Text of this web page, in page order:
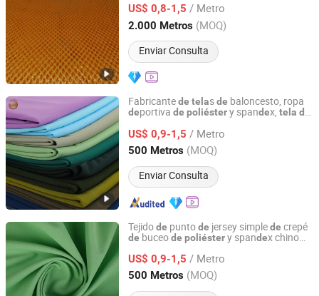
US$ 0,8-1,5 / Metro
2.000 Metros (MOQ)
Enviar Consulta
Fujian, China Desde 2025
Fabricantede telasde baloncesto, ropa
deportiva de poliéstery spandex, tela de
US$ 0,9-1,5 / Metro
500 Metros (MOQ)
Enviar Consulta
Shaoxing Keqiao Huihong Textile Co., Ltd.
Zhejiang, China Desde 2025
Tejidode puntode jersey simplede crepé
de buceode poliéstery spandex chino
US$ 0,9-1,5 / Metro
500 Metros (MOQ)
Shaoxing Keqiao Huihong Textile Co., Ltd.
Zhejiang, China Desde 2025